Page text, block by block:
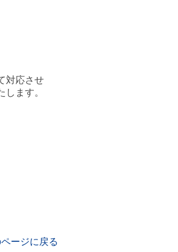
対応させ
ます。
ージに戻る